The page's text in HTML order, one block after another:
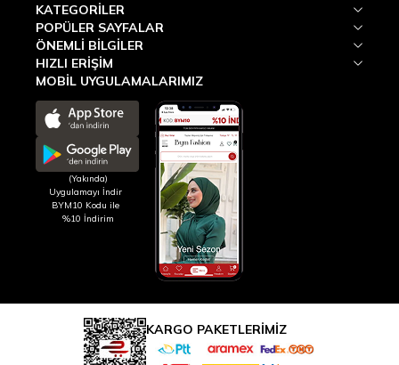
KATEGORILER
POPÜLER SAYFALAR
ÖNEMLI BILGILER
HIZLI ERIŞIM
MOBİL UYGULAMALARIMIZ
(Yakında)
Uygulamayı İndir
BYM10 Kodu ile
%10 İndirim
KARGO PAKETLERİMİZ